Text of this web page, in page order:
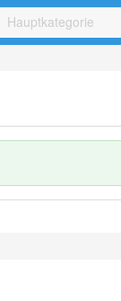
Hauptkategorie